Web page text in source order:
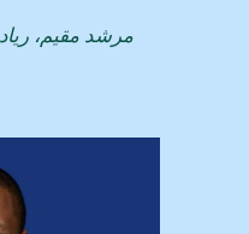
مرشد مقيم، ريادة